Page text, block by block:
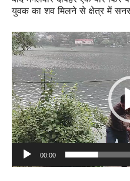
युवक का शव मिलने से क्षेत्र में
Video
Player
00:00